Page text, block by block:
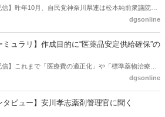
フケア・セルフメディケーション推進室長併任）安藤
院大学名誉教授の三村優美子氏、 日本保険薬局協会医
信】昨年10月、自民党神奈川県連は松本純前衆議院議
奈川1区」（横浜市中区・磯子区・金沢区）の支部長
るもの。薬剤師に関わる政策に広く・深く関わってき
けた薬剤師業界の期待には熱いものがある。不透明
い医療・介護・障害者サービスのトリプル改定等へ
の強い危機感の裏返しといってもいいだろう。本稿で
dgsonline
ミュラリ】作成目的に“医薬品安定供給確保”の
信】これまで「医療費の適正化」や「標準薬物治療の
的とされることが多かった地域フォーミュラリの作
定供給確保だ。10月22日に開かれた「日本フォーミュ
dgsonline
タビュー】安川孝志薬剤管理官に聞く